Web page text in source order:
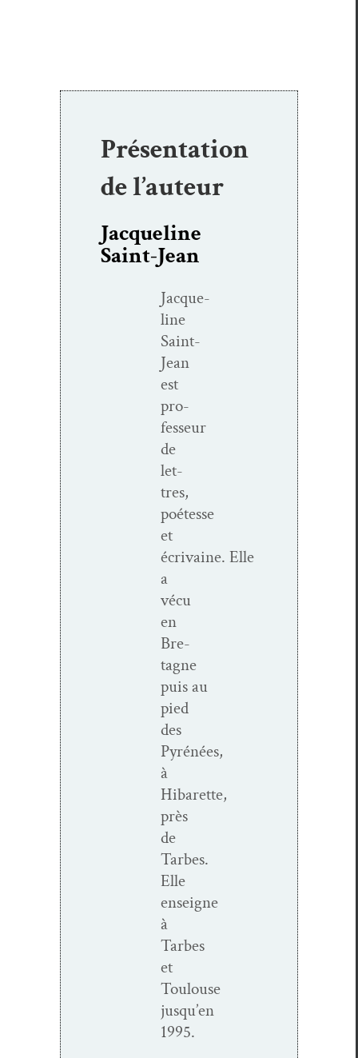
Présentation
de l’auteur
Jacqueline
Saint-Jean
Jacque­
line
Saint-
Jean
est
pro­
fesseur
de
let­
tres,
poétesse
et
écrivaine. Elle
a
vécu
en
Bre­
tagne
puis au
pied
des
Pyrénées,
à
Hibarette,
près
de
Tarbes.
Elle
enseigne
à
Tarbes
et
Toulouse
jusqu’en
1995.